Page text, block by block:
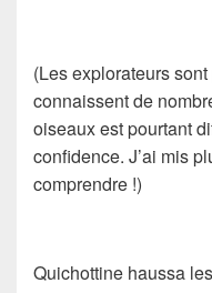
(Les explorateurs
connaissent de
oiseaux est pourtant
confidence. J’ai mis
comprendre !)
Quichottine haussa